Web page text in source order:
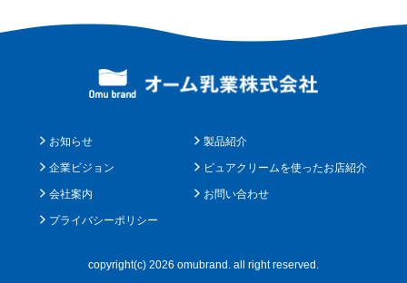
お知らせ
企業ビジョン
会社案内
プライバシーポリシー
製品紹介
ピュアクリームを使ったお店紹介
お問い合わせ
copyright(c) 2026 omubrand. all right reserved.